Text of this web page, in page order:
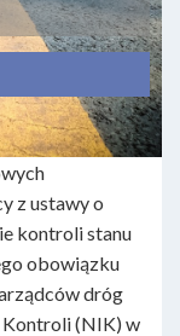
z ustawy o
kontroli stanu
obowiązku
dróg
(NIK) w